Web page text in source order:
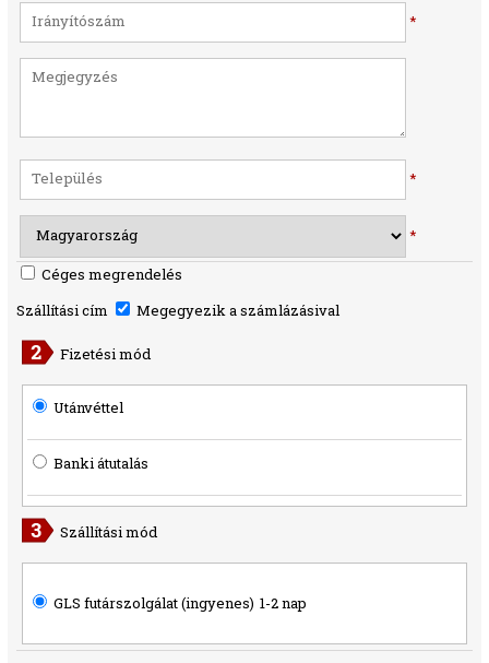
*
*
*
Céges megrendelés
Szállítási cím
Megegyezik a számlázásival
Fizetési mód
Utánvéttel
Banki átutalás
Szállítási mód
GLS futárszolgálat (ingyenes) 1-2 nap